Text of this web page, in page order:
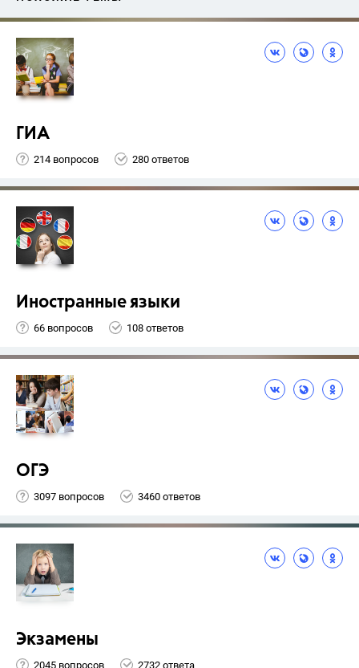
ГИА
214 вопросов 280 ответов
Иностранные языки
66 вопросов 108 ответов
ОГЭ
3097 вопросов 3460 ответов
Экзамены
2045 вопросов 2732 ответа